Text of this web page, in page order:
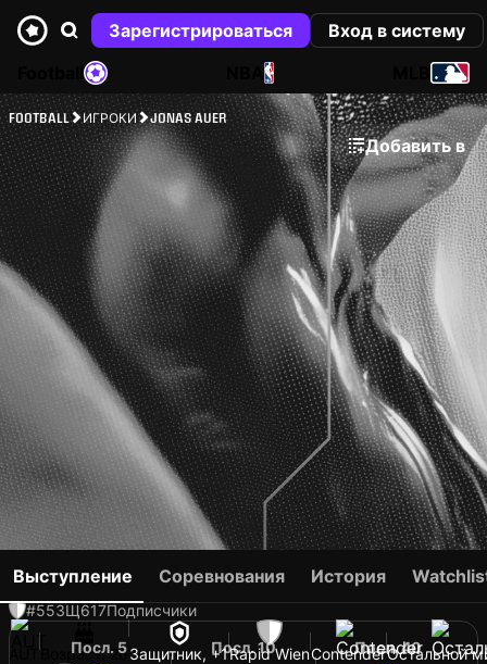
Зарегистрироваться
Вход в систему
NBA
FOOTBALL ИГРОКИ JONAS AUER
Добавить в
JONAS AUER
#55ЗЩ617Подписчики
Возраст: 26Защитник, +1Rapid WienContenderОстальной
Выступление Соревнования История
Посл. 5 Посл. 10 Посл. 40